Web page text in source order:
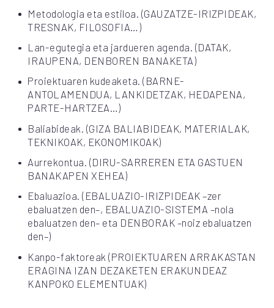
Metodologia eta estiloa. (GAUZATZE-IRIZPIDEAK,
TRESNAK, FILOSOFIA…)
Lan-egutegia eta jardueren agenda. (DATAK,
IRAUPENA, DENBOREN BANAKETA)
Proiektuaren kudeaketa. (BARNE-
ANTOLAMENDUA, LANKIDETZAK, HEDAPENA,
PARTE-HARTZEA…)
Baliabideak. (GIZA BALIABIDEAK, MATERIALAK,
TEKNIKOAK, EKONOMIKOAK)
Aurrekontua. (DIRU-SARREREN ETA GASTUEN
BANAKAPEN XEHEA)
Ebaluazioa. (EBALUAZIO-IRIZPIDEAK –zer
ebaluatzen den–, EBALUAZIO-SISTEMA –nola
ebaluatzen den– eta DENBORAK –noiz ebaluatzen
den–)
Kanpo-faktoreak (PROIEKTUAREN ARRAKASTAN
ERAGINA IZAN DEZAKETEN ERAKUNDEAZ
KANPOKO ELEMENTUAK)